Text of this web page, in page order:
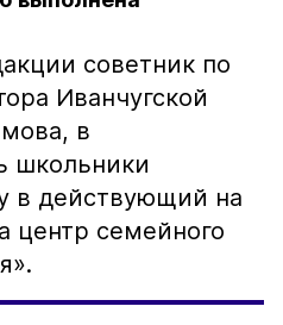
советник по
Иванчугской
в
школьники
в действующий на
центр семейного